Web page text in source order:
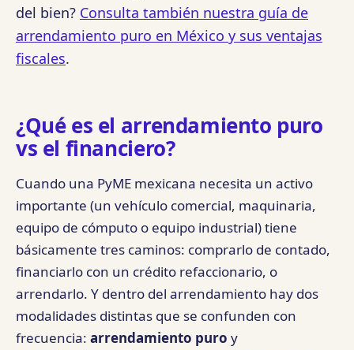
del bien? Consulta también nuestra guía de
arrendamiento puro en México y sus ventajas
fiscales.
¿Qué es el arrendamiento puro
vs el financiero?
Cuando una PyME mexicana necesita un activo
importante (un vehículo comercial, maquinaria,
equipo de cómputo o equipo industrial) tiene
básicamente tres caminos: comprarlo de contado,
financiarlo con un crédito refaccionario, o
arrendarlo. Y dentro del arrendamiento hay dos
modalidades distintas que se confunden con
frecuencia: arrendamiento puro y